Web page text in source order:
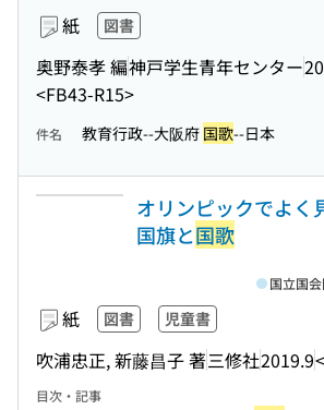
紙 図書
奥野泰孝 編神戸学生青年センター
<FB43-R15>
件名 教育行政--大阪府 国歌--日本
オリンピックでよく
国旗と国歌
紙 図書 児童書
吹浦忠正, 新藤昌子 著三修社2019.9
国立国
目次・記事